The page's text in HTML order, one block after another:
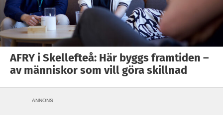
AFRY i Skellefteå: Här byggs framtiden –
av människor som vill göra skillnad
ANNONS